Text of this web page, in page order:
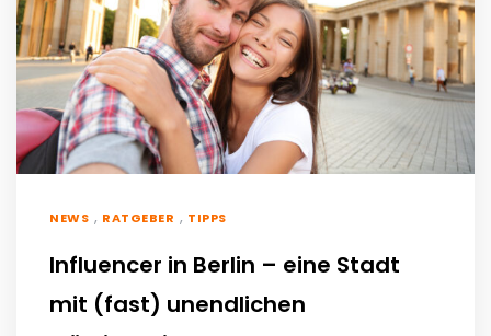
NEWS , RATGEBER , TIPPS
Influencer in Berlin – eine Stadt
mit (fast) unendlichen